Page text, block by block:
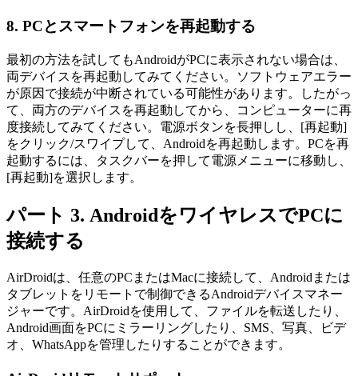
8. PCとスマートフォンを再起動する
最初の方法を試してもAndroidがPCに表示されない場合は、
両デバイスを再起動してみてください。ソフトウェアエラー
が原因で接続が中断されている可能性があります。したがっ
て、両方のデバイスを再起動してから、コンピューターに再
度接続してみてください。電源ボタンを長押しし、[再起動]
をクリック/スワイプして、Androidを再起動します。PCを再
起動するには、タスクバーを押して電源メニューに移動し、
[再起動]を選択します。
パート 3. AndroidをワイヤレスでPCに
接続する
AirDroidは、任意のPCまたはMacに接続して、Androidまたは
タブレットをリモートで制御できるAndroidデバイスマネー
ジャーです。AirDroidを使用して、ファイルを転送したり、
Android画面をPCにミラーリングしたり、SMS、写真、ビデ
オ、WhatsAppを管理したりすることができます。